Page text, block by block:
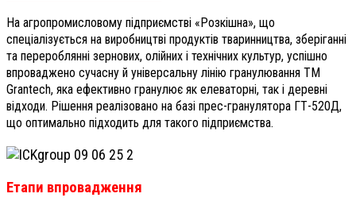
На агропромисловому підприємстві «Розкішна», що
спеціалізується на виробництві продуктів тваринництва, зберіганні
та перероблянні зернових, олійних і технічних культур, успішно
впроваджено сучасну й універсальну лінію гранулювання TM
Grantech, яка ефективно гранулює як елеваторні, так і деревні
відходи. Рішення реалізовано на базі прес-гранулятора ГТ-520Д,
що оптимально підходить для такого підприємства.
Етапи впровадження